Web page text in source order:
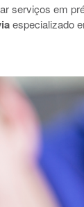
serviços em
especializado